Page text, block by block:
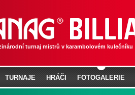
turnaj mistrů v karambolovém kulečníku
TURNAJE HRÁČI FOTOGALERIE